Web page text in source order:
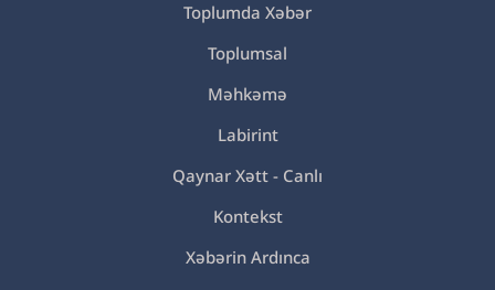
Toplumda Xəbər
Toplumsal
Məhkəmə
Labirint
Qaynar Xətt - Canlı
Kontekst
Xəbərin Ardınca